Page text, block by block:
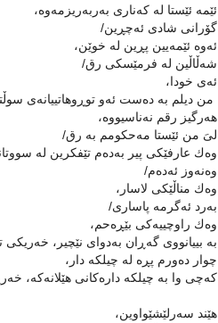
ئێمە ئێستا لە كەنارى بەربەریزمەوە،
گۆرانى شادى ئەچڕین/
ئەوە ئێمەیین پڕین لە خوێن،
شەڵاڵین لە فرمێسكى رق/
ئەى خودا،
من دیلم بە دەست ئەو توڕوهاتییانەى
هەرگیز رقم نەناسیووە،
لىَ من ئێستا مەحكومم بە رق/
وەك عارفێكى پیر بەدەم تێفكرین لە
وەنەوز ئەدەم/
وەك مناڵێكى لاسار،
بەرد ئەگرمە پاسارى/
وەك راوچییەكى بێڕەحم،
بە بییانووى گەڕان بەدواى نێچیر، خەریكى
چوار دەورم پڕە لە چیلكە دار،
كەچى وا بە چیلكە دارەكانى هێلانەكە،
هێند سەرلێشێواوین،